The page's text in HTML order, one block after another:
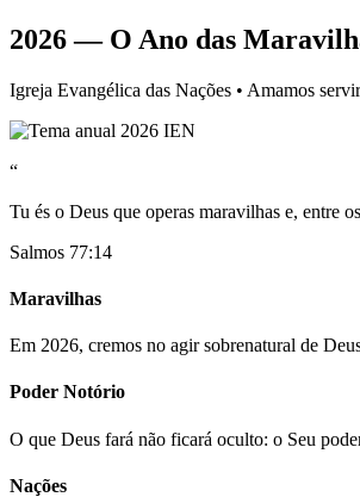
2026 — O Ano das
Igreja Evangélica das Nações • Amamos
“
Tu és o Deus que operas maravilhas e, entre
Salmos 77:14
Maravilhas
Em 2026, cremos no agir sobrenatural de
Poder Notório
O que Deus fará não ficará oculto: o Seu
Nações